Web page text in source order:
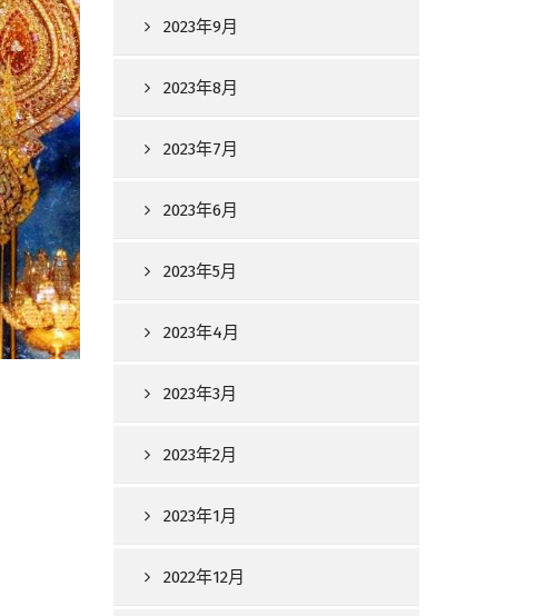
2023年9月
2023年8月
2023年7月
2023年6月
2023年5月
2023年4月
2023年3月
2023年2月
2023年1月
2022年12月